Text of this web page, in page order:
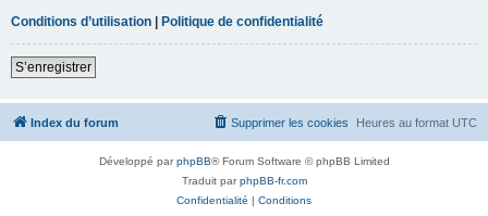
Conditions d’utilisation | Politique de confidentialité
S’enregistrer
Index du forum Heures au format UTC
Supprimer les cookies
Développé parphpBB® Forum Software © phpBB Limited
Traduit parphpBB-fr.com
Confidentialité | Conditions